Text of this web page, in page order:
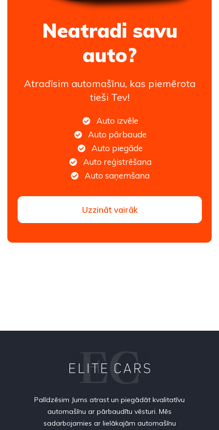
Neatradi savu
auto?
Atradīsim automašīnu, kas piemērota
tieši Tev!
Auto izvēle
Auto pārbaude
Auto piegāde
Auto reģistrēšana
Auto saņemšana
Uzzināt vairāk
Palīdzēsim Jums atrast un piegādāt kvalitatīvu
automašīnu ar pārbaudītu vēsturi. Mēs
sadarbojamies ar lielākajām automašīnu